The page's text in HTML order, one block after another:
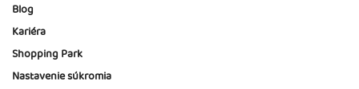
Blog
Kariéra
Shopping Park
Nastavenie súkromia